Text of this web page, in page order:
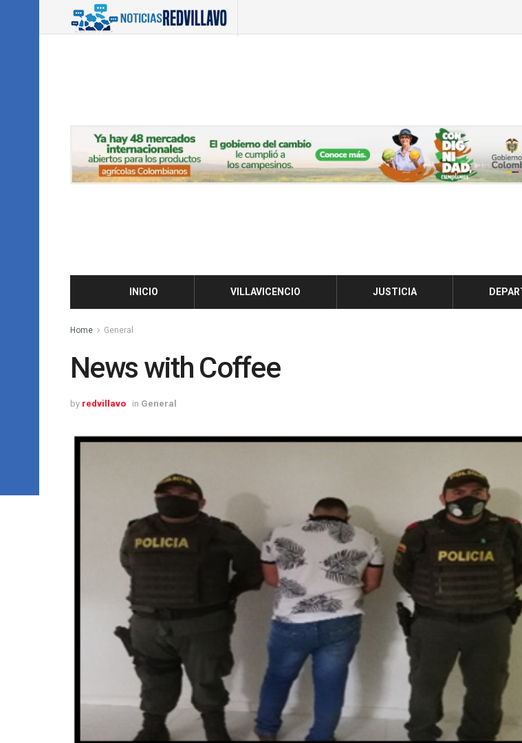
INICIO VILLAVICENCIO JUSTICIA
Home General
News with Coffee
by redvillavo in General